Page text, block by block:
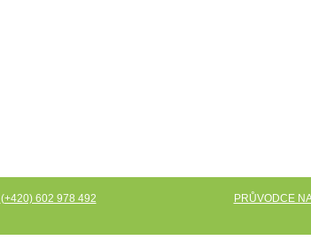
(+420) 602 978 492 PRŮVODCE